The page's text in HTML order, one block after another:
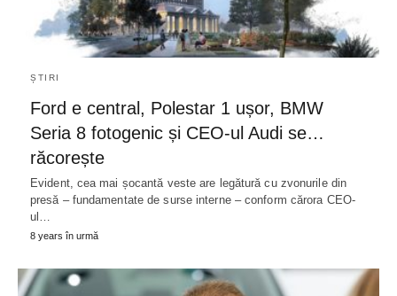
ȘTIRI
Ford e central, Polestar 1 ușor, BMW
Seria 8 fotogenic și CEO-ul Audi se…
răcorește
Evident, cea mai șocantă veste are legătură cu zvonurile din
presă – fundamentate de surse interne – conform cărora CEO-
ul…
8 years în urmă